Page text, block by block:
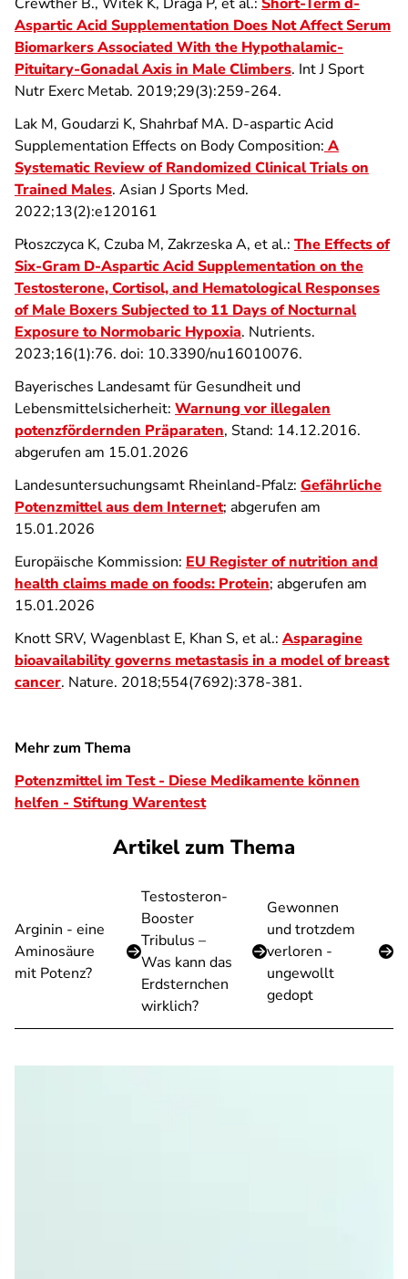
Aspartic Acid Supplementation Does Not Affect Serum
Biomarkers Associated With the Hypothalamic-
Pituitary-Gonadal Axis in Male Climbers. Int J Sport
Nutr Exerc Metab. 2019;29(3):259-264.
Lak M, Goudarzi K, Shahrbaf MA. D-aspartic Acid
Supplementation Effects on Body Composition: A
Systematic Review of Randomized Clinical Trials on
Trained Males. Asian J Sports Med.
2022;13(2):e120161
Płoszczyca K, Czuba M, Zakrzeska A, et al.: The Effects of
Six-Gram D-Aspartic Acid Supplementation on the
Testosterone, Cortisol, and Hematological Responses
of Male Boxers Subjected to 11 Days of Nocturnal
Exposure to Normobaric Hypoxia. Nutrients.
2023;16(1):76. doi: 10.3390/nu16010076.
Bayerisches Landesamt für Gesundheit und
Lebensmittelsicherheit: Warnung vor illegalen
potenzfördernden Präparaten, Stand: 14.12.2016.
abgerufen am 15.01.2026
Landesuntersuchungsamt Rheinland-Pfalz: Gefährliche
Potenzmittel aus dem Internet; abgerufen am
15.01.2026
Europäische Kommission: EU Register of nutrition and
health claims made on foods: Protein; abgerufen am
15.01.2026
Knott SRV, Wagenblast E, Khan S, et al.: Asparagine
bioavailability governs metastasis in a model of breast
cancer. Nature. 2018;554(7692):378-381.
Mehr zum Thema
Potenzmittel im Test - Diese Medikamente können
helfen - Stiftung Warentest
Artikel zum Thema
Arginin - eine
Aminosäure
mit Potenz?
Testosteron-
Booster
Tribulus –
Was kann das
Erdsternchen
wirklich?
Gewonnen
und trotzdem
verloren -
ungewollt
gedopt